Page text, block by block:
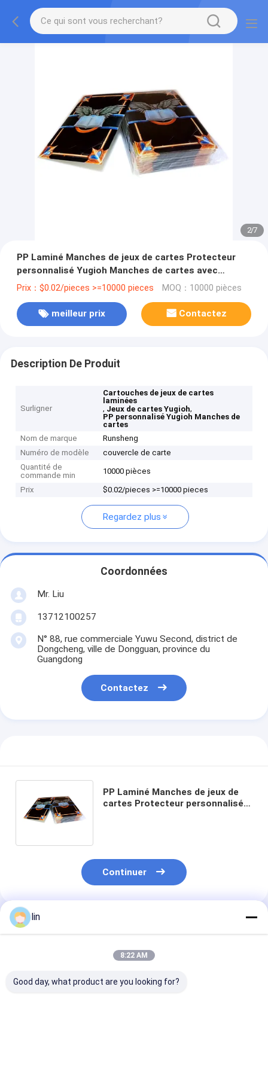
2/7
PP Laminé Manches de jeux de cartes Protecteur
personnalisé Yugioh Manches de cartes avec
couvercle
Prix：$0.02/pieces >=10000 pieces MOQ：10000 pièces
meilleur prix Contactez
Description De Produit
Surligner
Cartouches de jeux de cartes
laminées
, Jeux de cartes Yugioh,
PP personnalisé Yugioh Manches de
cartes
Nom de marque
Runsheng
Numéro de modèle
couvercle de carte
Quantité de
commande min
10000 pièces
Prix $0.02/pieces >=10000 pieces
Regardez plus
Coordonnées
Mr. Liu
13712100257
N° 88, rue commerciale Yuwu Second, district de
Dongcheng, ville de Dongguan, province du
Guangdong
Contactez
PP Laminé Manches de jeux de
cartes Protecteur personnalisé
Continuer
Produits Recommandés
lin
8:22 AM
Good day, what product are you looking for?